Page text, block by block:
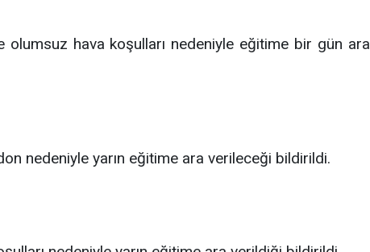
olumsuz hava koşulları nedeniyle eğitime bir gün ara
nedeniyle yarın eğitime ara verileceği bildirildi.